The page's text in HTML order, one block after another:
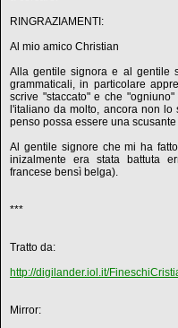
RINGRAZIAMENTI:
Al mio amico Christian
Alla gentile signora e al gentile
grammaticali, in particolare
scrive "staccato" e che
l'italiano da molto, ancora non
penso possa essere una
Al gentile signore che mi ha
inizalmente era stata battuta
francese bensì belga).
***
Tratto da:
http://digilander.iol.it/
Mirror: